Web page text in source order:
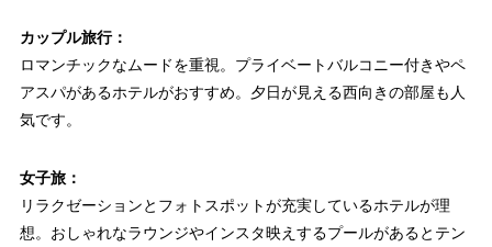
カップル旅行：
ロマンチックなムードを重視。プライベートバルコニー付きやペ
アスパがあるホテルがおすすめ。夕日が見える西向きの部屋も人
気です。
女子旅：
リラクゼーションとフォトスポットが充実しているホテルが理
想。おしゃれなラウンジやインスタ映えするプールがあるとテン